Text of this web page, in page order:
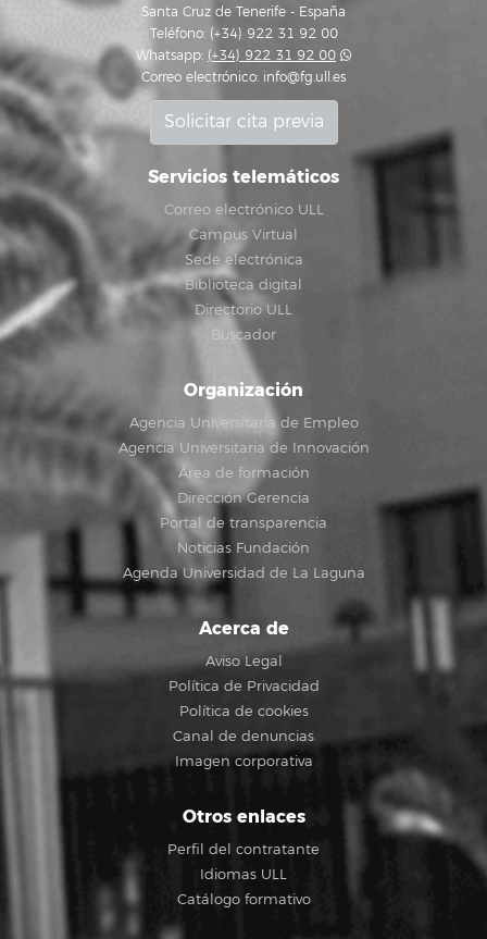
Santa Cruz de Tenerife - España
Teléfono: (+34) 922 31 92 00
Whatsapp: (+34) 922 31 92 00
Correo electrónico: info@fg.ull.es
Solicitar cita previa
Servicios telemáticos
Correo electrónico ULL
Campus Virtual
Sede electrónica
Biblioteca digital
Directorio ULL
Buscador
Organización
Agencia Universitaria de Empleo
Agencia Universitaria de Innovación
Área de formación
Dirección Gerencia
Portal de transparencia
Noticias Fundación
Agenda Universidad de La Laguna
Acerca de
Aviso Legal
Política de Privacidad
Política de cookies
Canal de denuncias
Imagen corporativa
Otros enlaces
Perfil del contratante
Idiomas ULL
Catálogo formativo